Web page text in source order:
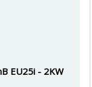
EU25i - 2KW